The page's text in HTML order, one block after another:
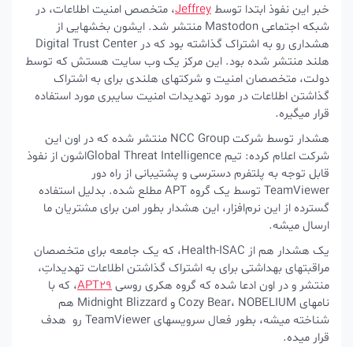
خبر این نفوذ ابتدا توسطJeffrey، متخصص امنیت اطلاعات، در
شبکه اجتماعی Mastodon منتشر شد. ایشون بخشهایی از
هشداری رو به اشتراک گذاشته بود که در Digital Trust Center
هلند منتشر شده بود. این مرکز یک وب سایت هستش که توسط
دولت، متخصصان امنیت و شرکتهای هلندی برای به اشتراک
گذاشتن اطلاعات در مورد تهدیدات امنیت سایبری مورد استفاده
قرار میگیره.
هشدار توسط شرکت NCC Group منتشر شده که در اون این
شرکت اعلام کرده: تیم Global Threat Intelligenceاشون از نفوذ
قابل توجه به پلتفرم دسترسی و پشتیبانی از راه دور
TeamViewer توسط یک گروه APT مطلع شده. بدلیل استفاده
گسترده از این نرم‌افزار، این هشدار بطور امن برای مشتریان ما
ارسال میشه.
یک هشدار هم از Health-ISAC، که یک جامعه برای متخصصان
مراقبتهای بهداشتی برای به اشتراک گذاشتن اطلاعات تهدیداتِ،
منتشر و در اون ادعا شده که گروه هکری روسیAPT29، که با
نامهای Cozy Bear، NOBELIUM و Midnight Blizzard هم
شناخته میشه، بطور فعال سرویسهای TeamViewer رو هدف
قرار میده.